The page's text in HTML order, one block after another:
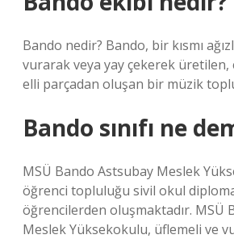
Bando nedir? Bando, bir kısmı
vurarak veya yay çekerek üretilen,
elli parçadan oluşan bir müzik
Bando sınıfı ne
MSÜ Bando Astsubay Meslek
öğrenci topluluğu sivil okul
öğrencilerden oluşmaktadır. MSÜ
Meslek Yüksekokulu, üflemeli ve